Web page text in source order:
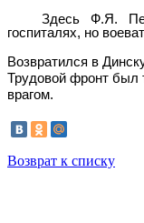
Здесь Ф.Я.
госпиталях, но
Возвратился в
Трудовой фронт был
врагом.
Возврат к списку